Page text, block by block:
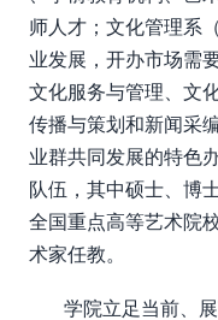
师人才；文化管理系
业发展，开办市场需
文化服务与管理、文
传播与策划和新闻采
业群共同发展的特色
队伍，其中硕士、博
全国重点高等艺术院
术家任教。
学院立足当前、